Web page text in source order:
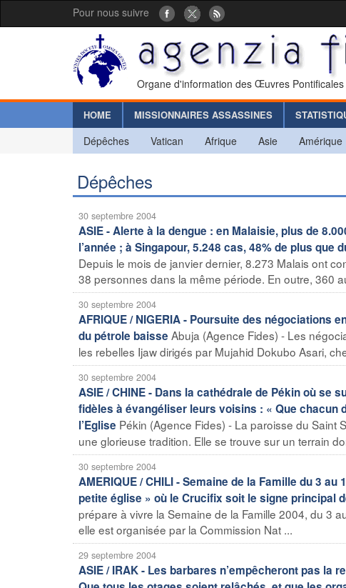
Pour nous suivre
Organe d'information des Œuvres
HOME MISSIONNAIRES ASSASSINES
Dépêches Vatican Afrique Asie Amérique
Dépêches
30 septembre 2004
ASIE - Alerte à la dengue : en Malaisie, plus de
l’année ; à Singapour, 5.248 cas, 48% de plus que
Depuis le mois de janvier dernier, 8.273 Malais ont
38 personnes dans la même période. En outre, 360
30 septembre 2004
AFRIQUE / NIGERIA - Poursuite des négociations
du pétrole baisse Abuja (Agence Fides) - Les
les rebelles Ijaw dirigés par Mujahid Dokubo Asari,
30 septembre 2004
ASIE / CHINE - Dans la cathédrale de Pékin où se
fidèles à évangéliser leurs voisins : « Que chacun
l’Eglise Pékin (Agence Fides) - La paroisse du Saint
une glorieuse tradition. Elle se trouve sur un terrain
30 septembre 2004
AMERIQUE / CHILI - Semaine de la Famille du 3
petite église » où le Crucifix soit le signe principal
prépare à vivre la Semaine de la Famille 2004, du 3
elle est organisée par la Commission Nat ...
29 septembre 2004
ASIE / IRAK - Les barbares n’empêcheront pas la